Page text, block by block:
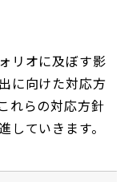
リオに及ぼす影
に向けた対応方
れらの対応方針
していきます。